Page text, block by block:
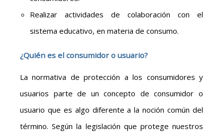
Realizar actividades de colaboración con el
sistema educativo, en materia de consumo.
¿Quién es el consumidor o usuario?
La normativa de protección a los consumidores y
usuarios parte de un concepto de consumidor o
usuario que es algo diferente a la noción común del
término. Según la legislación que protege nuestros